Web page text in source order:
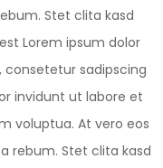
Stet clita kasd
Lorem ipsum dolor
sadipscing
invidunt ut labore et
voluptua. At vero eos
rebum. Stet clita kasd